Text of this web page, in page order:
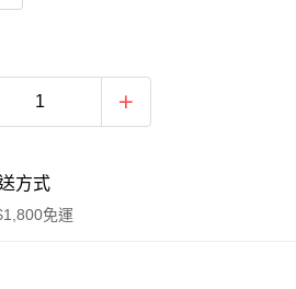
方式
免運